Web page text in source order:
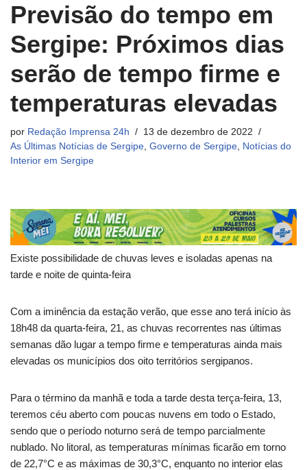
Previsão do tempo em
Sergipe: Próximos dias
serão de tempo firme e
temperaturas elevadas
por Redação Imprensa 24h
13 de dezembro de 2022
As Últimas Notícias de Sergipe, Governo de Sergipe, Notícias do
Interior em Sergipe
Existe possibilidade de chuvas leves e isoladas apenas na
tarde e noite de quinta-feira
Com a iminência da estação verão, que esse ano terá início às
18h48 da quarta-feira, 21, as chuvas recorrentes nas últimas
semanas dão lugar a tempo firme e temperaturas ainda mais
elevadas os municípios dos oito territórios sergipanos.
Para o término da manhã e toda a tarde desta terça-feira, 13,
teremos céu aberto com poucas nuvens em todo o Estado,
sendo que o período noturno será de tempo parcialmente
nublado. No litoral, as temperaturas mínimas ficarão em torno
de 22,7°C e as máximas de 30,3°C, enquanto no interior elas